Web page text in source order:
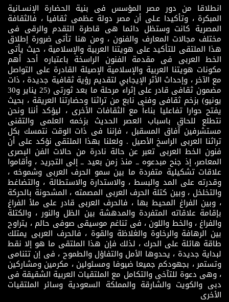
انطلاقا من دور مصر المؤسس فى بنية الحضارة الإنسـانية
المبكرة ، وتأكيدا عـلى أن مصر دولة عظمى ثقافيا ، فالثقافة
المصرية كانت وستظل دائما هى قاطرة التقدم والرقى فى
مختلف مجالات المعارف والفنون ، ومن هنا تأتى ضرورة إطلاق
هذا الملتقى للتأكيد على هويتنا العربية والإسلامية ، حيث يأتى
الخط العربى فى مقدمة الفنون الراسخة باعتباره أحد أهم
مكونات هويتنا العربية والإسلامية الإصيلة القادرة على التواصل
مع الآخر ، وإحداث الأثر الإيجابي لتقديم رؤية ثقافية جديدة ، ذات
مضمون ثقافى قادر على إثراء مرحلة ما بعد ثورتى (25 يناير و30
يونيو) بزخم ثقافى وفنى نابع من تراثنا وحضارتنا العريقة ، بحيث
يفتح حوارا تفاعليا بناءاً مع الثقافات الأخرى ، ليؤكد أننا ونحن
نتطلع للحاق باسباب العصر الحديث بزخمه العلمى والتقنى
مستشرفين آفاق المسقبل ، فإننا فى ذات الوقت نتمسك بكل
تراثنا العربى الراسخ الأصيل . ولعلنا بهذا الملتقى نؤكد على أن
فنون الخط العربى تعبر عن حالة نادرة من حالات الفن البصرى
المعاصر، إذ جنح مبدعوه ــ منذ زمن بعيد ــ إلى التجريد ، وأقاموا
علاقات تشكيلية متفردة ما بين سمو الحرف العربى وشموخه ،
وقدرته على المد والبسط ، والاستدارة والاستطالة ، والتضاغط
والتخلخل ، وبين كتلة الحرف العربى المصمته ، المشحونة بالحركة
، وبين الفراغ المحيط بها ، فالحرف العربى قادر على ملأ الفراغ
بإقامة علاقاته المتفردة والمدهشة بين الظل والنور ، والكتلة
والفراغ ، والخط واللون ، فى تناغم موسيقى صوفى حالم ، يتراوح
بين الرهافة والرخاوة والغلاظة والقوة ، فالحرف العربى يمتلك
طاقة هائلة على الحرك ، لذلك فإن هذا الملتقى ما هو إلا نقط
لبداية جديدة ، يحدوها الأمل والتفاؤل والطموح ، فى إن تتنامى
وتستمر ، بجهودكم جميعا ضيوفا ومسئولين ، مكرمين ومشاركين
، وهى دعوة للتآخى والتكامل مع الملتقيات العربية الشقيقة فى
دبى والكويت والشارقة والمملكة السعودية وسائر الملتقيات
الأخرى